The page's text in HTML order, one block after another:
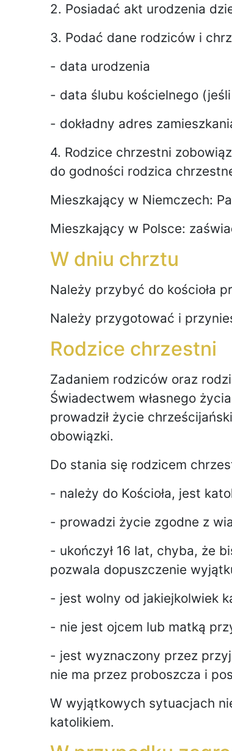
2. Posiadać akt urodzenia
3. Podać dane rodziców i
- data urodzenia
- data ślubu kościelnego
- dokładny adres
4. Rodzice chrzestni
do godności rodzica
Mieszkający w Niemczech:
Mieszkający w Polsce:
W dniu chrztu
Należy przybyć do kościoła
Należy przygotować i
Rodzice chrzestni
Zadaniem rodziców oraz
Świadectwem własnego
prowadził życie
obowiązki.
Do stania się rodzicem
- należy do Kościoła, jest
- prowadzi życie zgodne z
- ukończył 16 lat, chyba, że
pozwala dopuszczenie
- jest wolny od jakiejkolwiek
- nie jest ojcem lub matką
- jest wyznaczony przez
nie ma przez proboszcza i
W wyjątkowych sytuacjach
katolikiem.